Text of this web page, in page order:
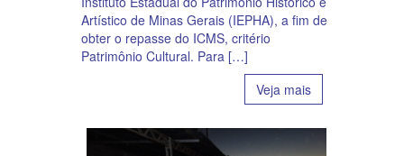
Artístico de Minas Gerais (IEPHA), a fim de
obter o repasse do ICMS, critério
Patrimônio Cultural. Para […]
Veja mais